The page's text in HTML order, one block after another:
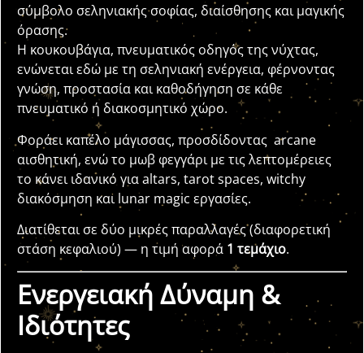
σύμβολο σεληνιακής σοφίας, διαίσθησης και μαγικής
όρασης.
Η κουκουβάγια, πνευματικός οδηγός της νύχτας,
ενώνεται εδώ με τη σεληνιακή ενέργεια, φέρνοντας
γνώση, προστασία και καθοδήγηση σε κάθε
πνευματικό ή διακοσμητικό χώρο.
Φοράει καπέλο μάγισσας, προσδίδοντας arcane
αισθητική, ενώ το μωβ φεγγάρι με τις λεπτομέρειες
το κάνει ιδανικό για altars, tarot spaces, witchy
διακόσμηση και lunar magic εργασίες.
Διατίθεται σε δύο μικρές παραλλαγές (διαφορετική
στάση κεφαλιού) — η τιμή αφορά 1 τεμάχιο.
Ενεργειακή Δύναμη &
Ιδιότητες